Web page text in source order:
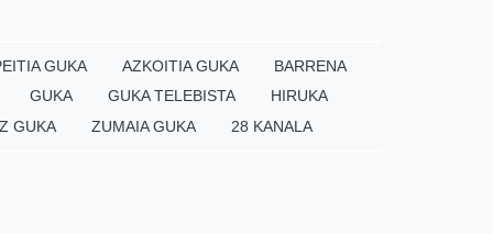
GUKA AZKOITIA GUKA
BARRENA
GUKA
GUKA TELEBISTA
HIRUKA
GUKA
ZUMAIA GUKA 28 KANALA